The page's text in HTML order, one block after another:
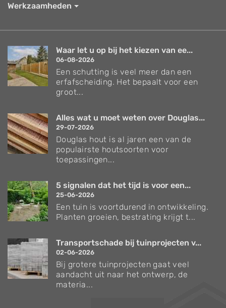
Werkzaamheden
Waar let u op bij het kiezen van ee...
06-08-2026
Een schutting is veel meer dan een
erfafscheiding. Het bepaalt voor een
groot...
Alles wat u moet weten over Douglas...
29-07-2026
Douglas hout is al jaren een van de
populairste houtsoorten voor
toepassingen...
5 signalen dat het tijd is voor een...
25-06-2026
Een tuin is voortdurend in ontwikkeling.
Planten groeien, bestrating krijgt t...
Transportschade bij tuinprojecten v...
02-06-2026
Bij grotere tuinprojecten gaat veel
aandacht uit naar het ontwerp, de
materia...